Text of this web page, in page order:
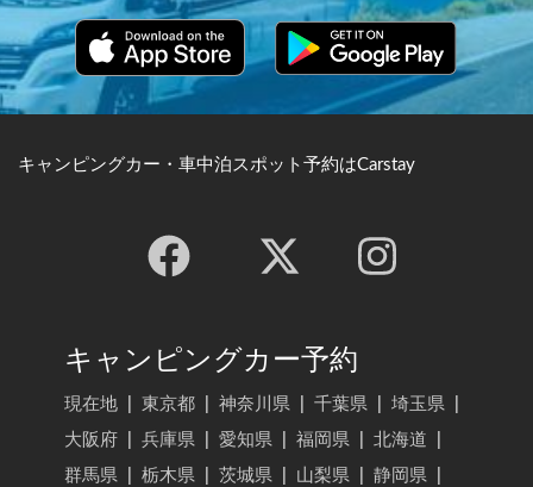
キャンピングカー・車中泊スポット予約はCarstay
キャンピングカー予約
現在地 東京都 神奈川県 千葉県 埼玉県
大阪府
兵庫県 愛知県 福岡県 北海道
群馬県
栃木県 茨城県 山梨県 静岡県